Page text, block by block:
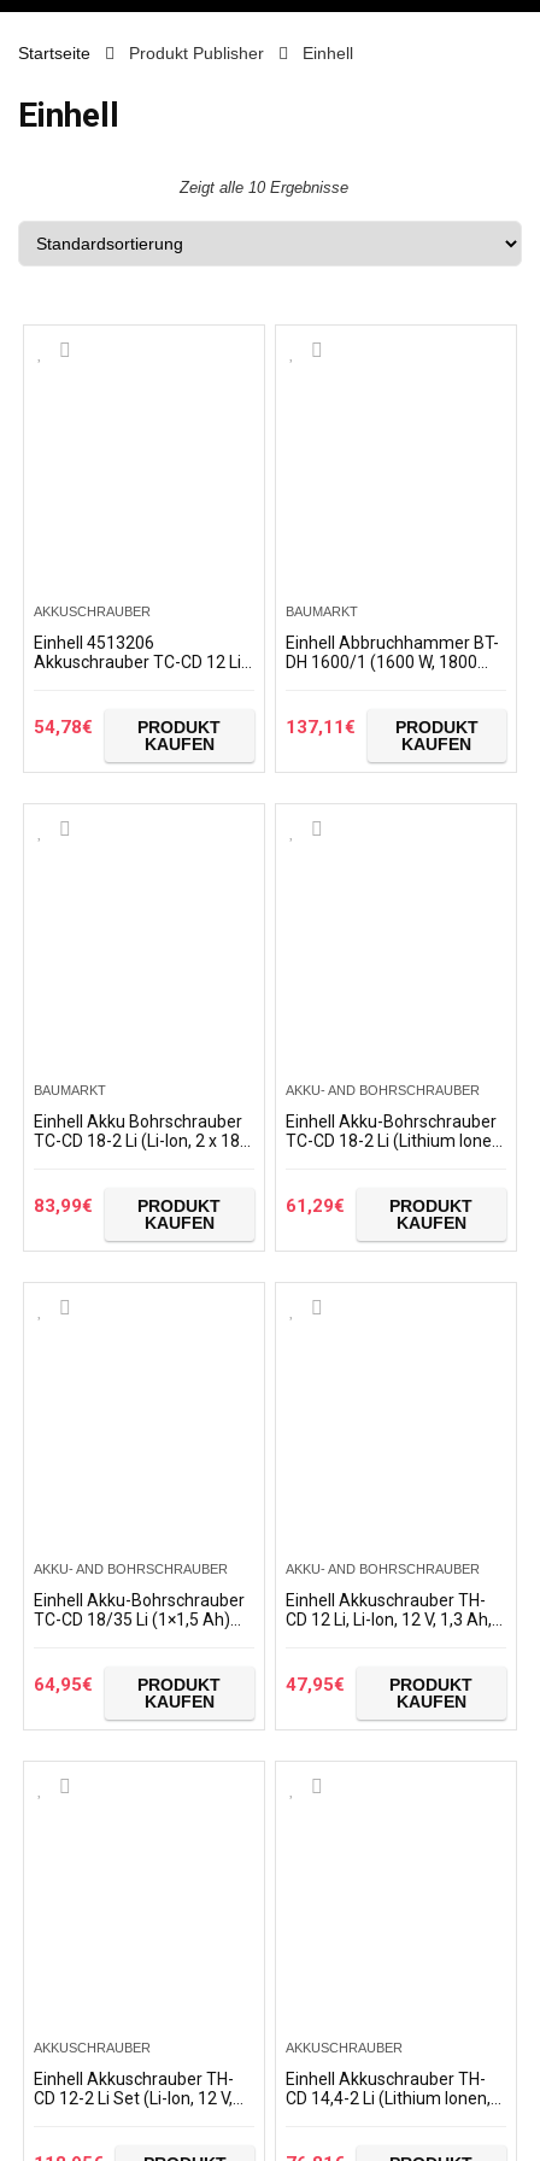
Startseite Produkt Publisher Einhell
Einhell
Zeigt alle 10 Ergebnisse
AKKUSCHRAUBER
Einhell 4513206
Akkuschrauber TC-CD 12 Li
Bohrfutter, LED-Licht…
54,78€
PRODUKT
KAUFEN
BAUMARKT
Einhell Abbruchhammer BT-
DH 1600/1 (1600 W, 1800
Sechskantaufnahme,
Zusatzhandgriff…
137,11€
PRODUKT
KAUFEN
BAUMARKT
Einhell Akku Bohrschrauber
TC-CD 18-2 Li (Li-Ion, 2 x 18V
83,99€
PRODUKT
KAUFEN
AKKU- AND BOHRSCHRAUBER
Einhell Akku-Bohrschrauber
TC-CD 18-2 Li (Lithium Ionen,
61,29€
PRODUKT
KAUFEN
AKKU- AND BOHRSCHRAUBER
Einhell Akku-Bohrschrauber
TC-CD 18/35 Li (1×1,5 Ah)
Elektronik, LED…
64,95€
PRODUKT
KAUFEN
AKKU- AND BOHRSCHRAUBER
Einhell Akkuschrauber TH-
CD 12 Li, Li-Ion, 12 V, 1,3 Ah, 1
Schraubenhalter
47,95€
PRODUKT
KAUFEN
AKKUSCHRAUBER
Einhell Akkuschrauber TH-
CD 12-2 Li Set (Li-Ion, 12 V,
Koffer)
AKKUSCHRAUBER
Einhell Akkuschrauber TH-
CD 14,4-2 Li (Lithium Ionen,